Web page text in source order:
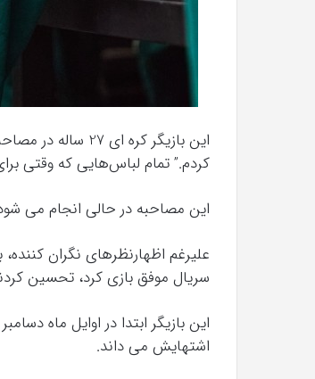
این بازیگر
کردم.” تمام لباس‌هایی که وقتی
این مصاحبه در حالی انجام می شود
علیرغم اظهارنظرهای نگران
سریال موفق بازی کرد، تحسین
این بازیگر ابتدا در اوایل ماه
اشتهایش می داند.